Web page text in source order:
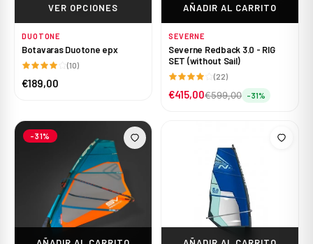
VER OPCIONES
DUOTONE
Botavaras Duotone epx
(10)
€189,00
AÑADIR AL CARRITO
SEVERNE
Severne Redback 3.0 - RIG
SET (without Sail)
(22)
€415,00€599,00 -31%
-31%